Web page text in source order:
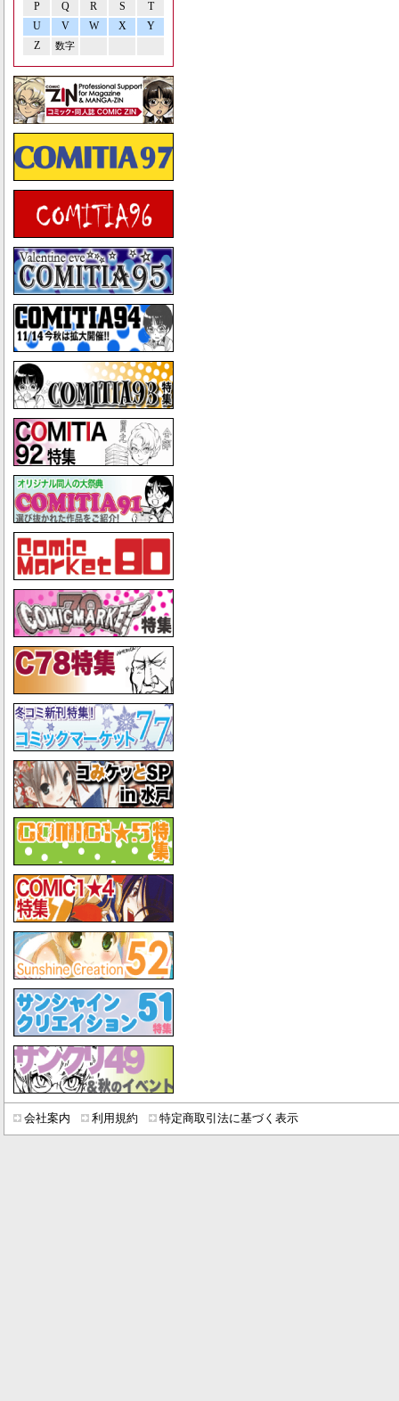
P Q R S
T
U
V W X
Y
Z
数字
会社案内 利用規約 特定商取引法に基づく表示